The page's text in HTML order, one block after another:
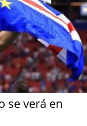
se verá en